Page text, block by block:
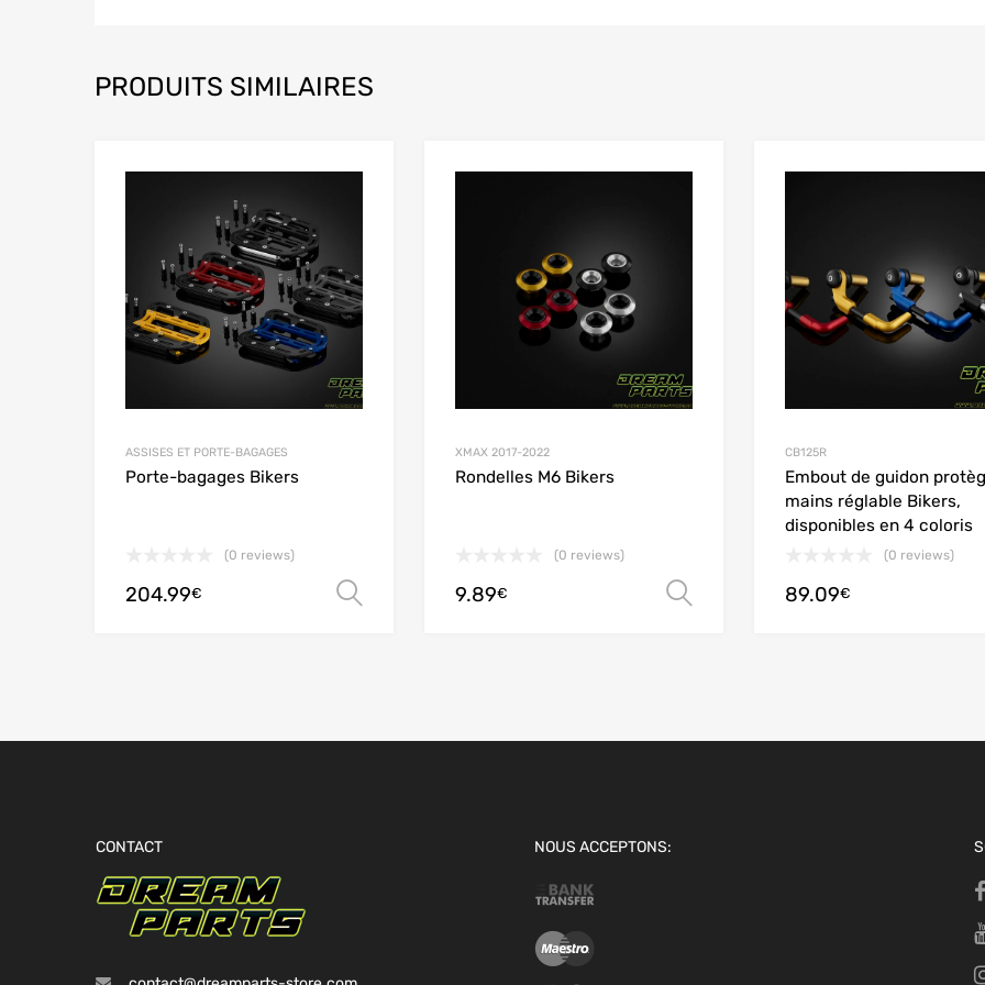
PRODUITS SIMILAIRES
ASSISES ET PORTE-BAGAGES
Porte-bagages Bikers
(0 reviews)
204.99€ Choix des options
XMAX 2017-2022
Rondelles M6 Bikers
(0 reviews)
9.89€ Choix des options
CB125R
Embout de guidon
mains réglable Bikers,
disponibles en 4 coloris
(0 reviews)
89.09€
CONTACT NOUS ACCEPTONS: